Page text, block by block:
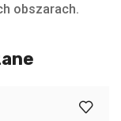
obszarach.